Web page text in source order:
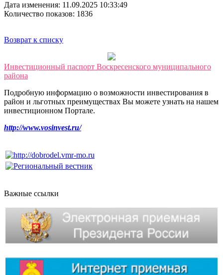
Дата изменения: 11.09.2025 10:33:49
Количество показов: 1836
Возврат к списку
Инвестиционный паспорт Воскресенского муниципального
района
Подробную информацию о возможности инвестирования в
район и льготных преимуществах Вы можете узнать на нашем
инвестиционном Портале.
http://www.vosinvest.ru/
Важные ссылки